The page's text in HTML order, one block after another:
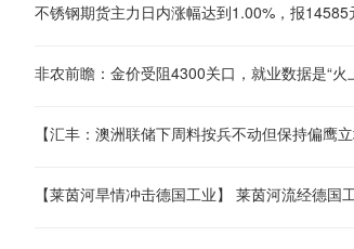
不锈钢期货主力日内涨幅达到1.00%，报14585
非农前瞻：金价受阻4300关口，就业数据是“火